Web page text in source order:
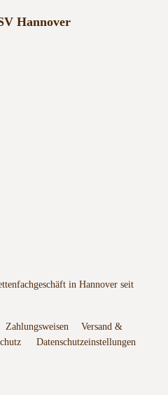
Hannover
in Hannover seit
Zahlungsweisen
Versand &
Datenschutzeinstellungen